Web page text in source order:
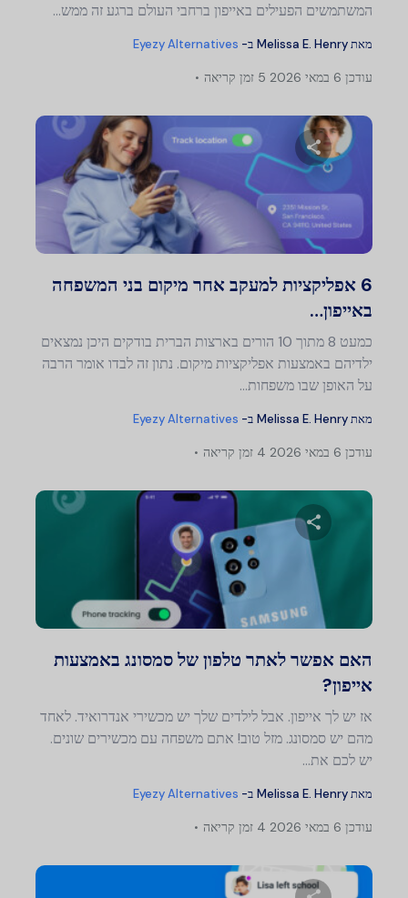
המשתמשים הפעילים באייפון ברחבי העולם ברגע זה ממש...
מאתMelissa E. Henry ב- Eyezy Alternatives
עודכן 5 זמן קריאה
שתף מאמר זה
6 אפליקציות למעקב אחר מיקום בני המשפחה
באייפון…
כמעט 8 מתוך 10 הורים בארצות הברית בודקים היכן נמצאים
ילדיהם באמצעות אפליקציות מיקום. נתון זה לבדו אומר הרבה
על האופן שבו משפחות…
מאתMelissa E. Henry ב- Eyezy Alternatives
עודכן 4 זמן קריאה
שתף מאמר זה
האם אפשר לאתר טלפון של סמסונג באמצעות
אייפון?
אז יש לך אייפון. אבל לילדים שלך יש מכשירי אנדרואיד. לאחד
מהם יש סמסונג. מזל טוב! אתם משפחה עם מכשירים שונים.
יש לכם את...
מאתMelissa E. Henry ב- Eyezy Alternatives
עודכן 4 זמן קריאה